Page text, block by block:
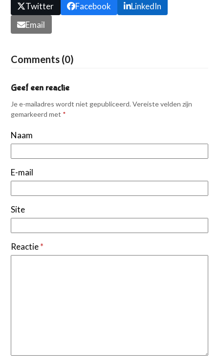
Twitter Facebook
LinkedIn
Email
Comments (0)
Geef een reactie
Je e-mailadres wordt niet gepubliceerd. Vereiste velden zijn
gemarkeerd met *
Naam
E-mail
Site
Reactie*